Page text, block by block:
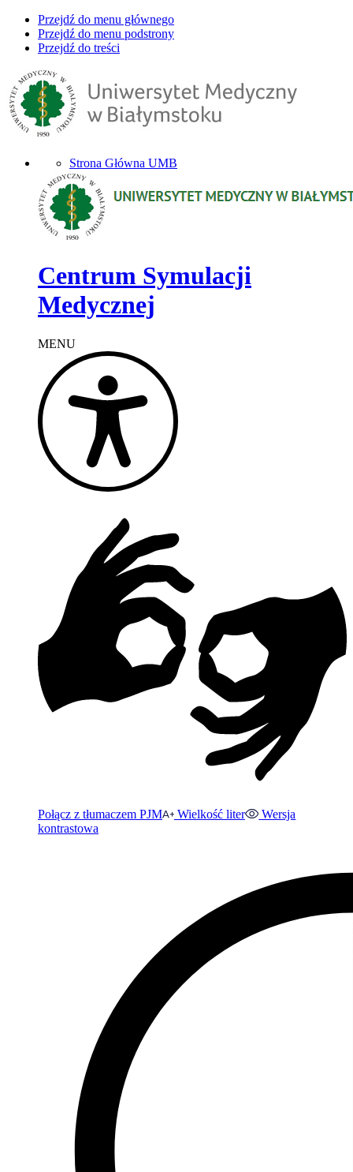
Przejdź do menu głównego
Przejdź do menu podstrony
Przejdź do treści
Strona Główna UMB
Centrum Symulacji
Medycznej
MENU
Połącz z tłumaczem PJM Wielkość liter
Wersja
kontrastowa